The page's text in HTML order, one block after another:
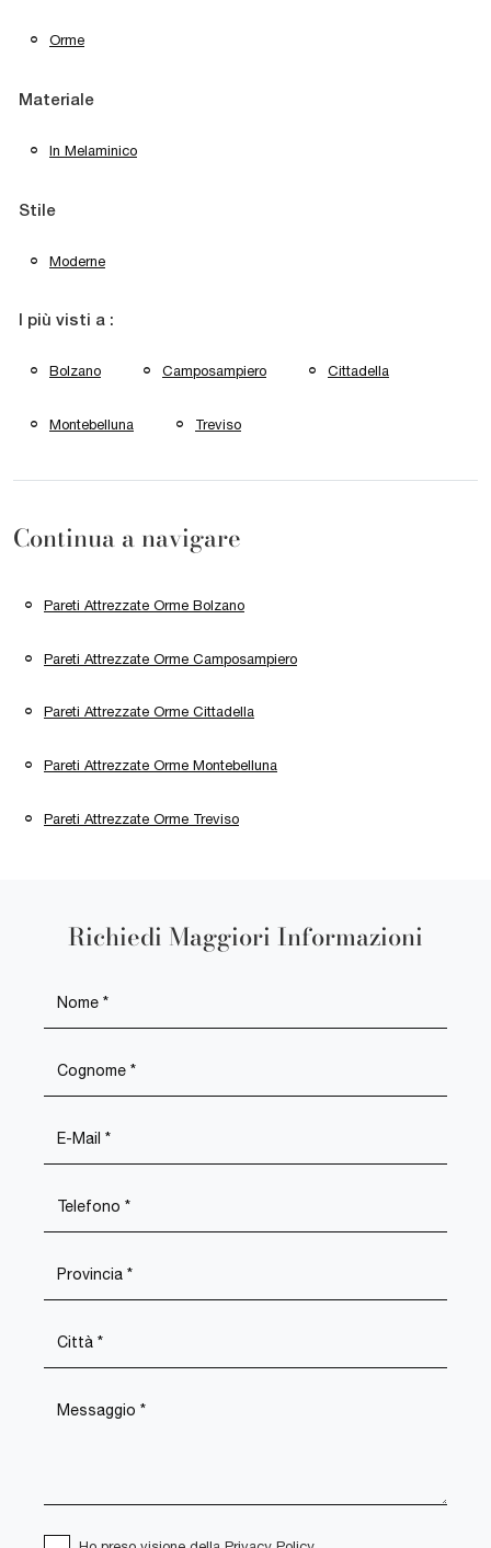
Orme
Materiale
In Melaminico
Stile
Moderne
I più visti a :
Bolzano Camposampiero Cittadella
Montebelluna Treviso
Continua a navigare
Pareti Attrezzate Orme Bolzano
Pareti Attrezzate Orme Camposampiero
Pareti Attrezzate Orme Cittadella
Pareti Attrezzate Orme Montebelluna
Pareti Attrezzate Orme Treviso
Richiedi Maggiori Informazioni